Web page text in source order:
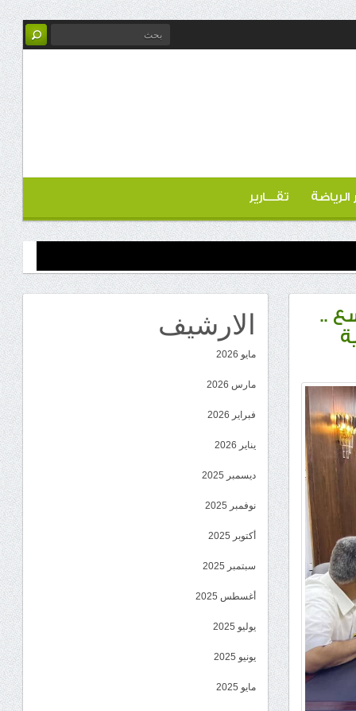
الرياضة تقـــارير
..
الارشيف
مايو 2026
مارس 2026
فبراير 2026
يناير 2026
ديسمبر 2025
نوفمبر 2025
أكتوبر 2025
سبتمبر 2025
أغسطس 2025
يوليو 2025
يونيو 2025
مايو 2025